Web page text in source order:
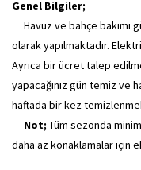
Genel Bilgiler;
Havuz ve bahçe bakımı
olarak yapılmaktadır.
Ayrıca bir ücret talep
yapacağınız gün temiz ve
haftada bir kez
Not; Tüm sezonda
daha az konaklamalar için